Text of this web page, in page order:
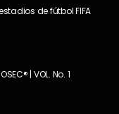
de fútbol FIFA
| VOL. No. 1